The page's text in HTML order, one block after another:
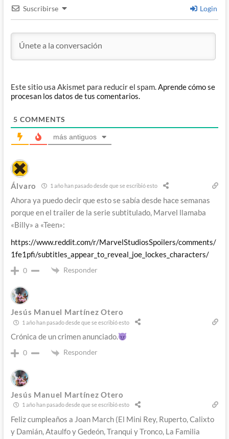
Suscribirse Login
Este sitio usa Akismet para reducir el spam.Aprende cómo se
procesan los datos de tus comentarios.
5 COMMENTS
más antiguos
Álvaro 1 año han pasado desde que se escribió esto
Ahora ya puedo decir que esto se sabía desde hace semanas
porque en el trailer de la serie subtitulado, Marvel llamaba
«Billy» a «Teen»:
https://www.reddit.com/r/MarvelStudiosSpoilers/comments/
1fe1pfi/subtitles_appear_to_reveal_joe_lockes_characters/
0 Responder
Jesús Manuel Martínez Otero
1 año han pasado desde que se escribió esto
Crónica de un crimen anunciado.
0 Responder
Jesús Manuel Martínez Otero
1 año han pasado desde que se escribió esto
Feliz cumpleaños a Joan March (El Mini Rey, Ruperto, Calixto
y Damián, Ataulfo y Gedeón, Tranqui y Tronco, La Familia